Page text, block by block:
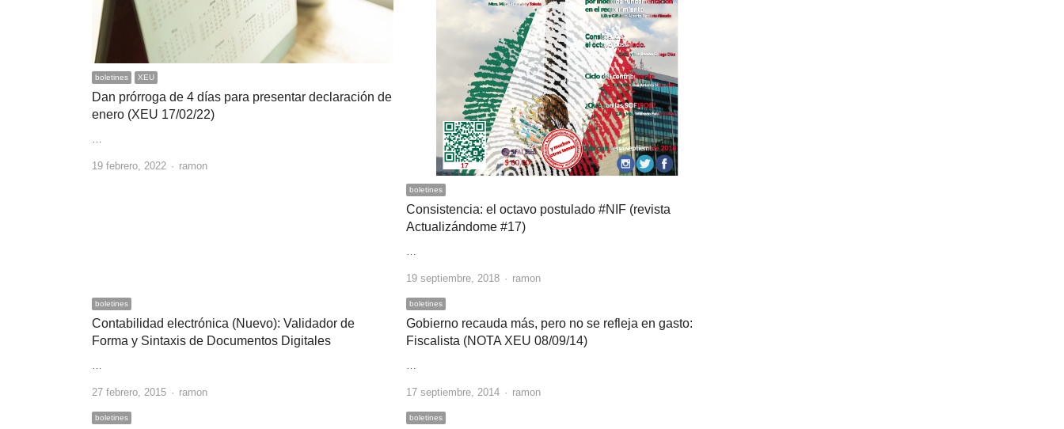
boletines XEU
Dan prórroga de 4 días para presentar declaración de
enero (XEU 17/02/22)
19 febrero, 2022 Author
ramon
boletines
Consistencia: el octavo postulado #NIF (revista
Actualizándome #17)
…
19 septiembre, 2018 Author
ramon
boletines
Contabilidad electrónica (Nuevo): Validador de
Forma y Sintaxis de Documentos Digitales
…
27 febrero, 2015 Author
ramon
boletines
Gobierno recauda más, pero no se refleja en gasto:
Fiscalista (NOTA XEU 08/09/14)
…
17 septiembre, 2014 Author
ramon
boletines boletines